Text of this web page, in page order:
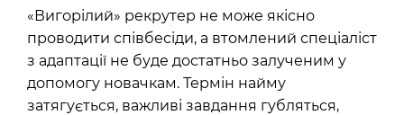
«Вигорілий» рекрутер не може якісно
проводити співбесіди, а втомлений спеціаліст
з адаптації не буде достатньо залученим у
допомогу новачкам. Термін найму
затягується, важливі завдання губляться,